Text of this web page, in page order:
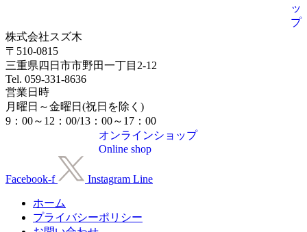
ッ
プ
株式会社スズ木
〒510-0815
三重県四日市市野田一丁目2-12
Tel. 059-331-8636
営業日時
月曜日～金曜日(祝日を除く)
9：00～12：00/13：00～17：00
オンラインショップ
Online shop
Facebook-f Instagram Line
ホーム
プライバシーポリシー